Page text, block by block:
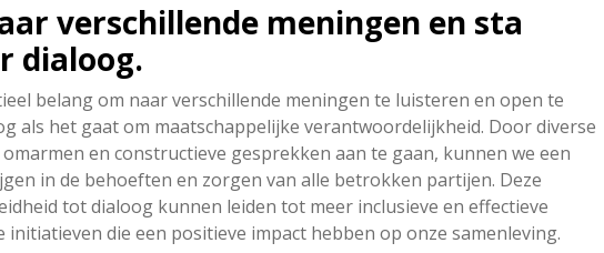
verschillende meningen en sta
dialoog.
belang om naar verschillende meningen te luisteren en open te
als het gaat om maatschappelijke verantwoordelijkheid. Door diverse
en constructieve gesprekken aan te gaan, kunnen we een
in de behoeften en zorgen van alle betrokken partijen. Deze
tot dialoog kunnen leiden tot meer inclusieve en effectieve
initiatieven die een positieve impact hebben op onze samenleving.